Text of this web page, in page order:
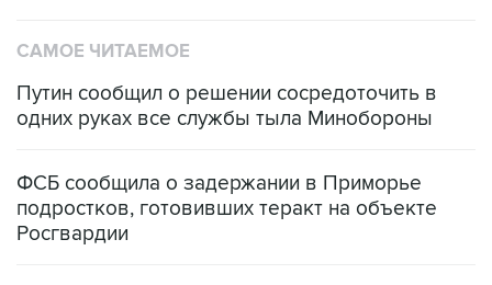
САМОЕ ЧИТАЕМОЕ
Путин сообщил о решении сосредоточить в
одних руках все службы тыла Минобороны
ФСБ сообщила о задержании в Приморье
подростков, готовивших теракт на объекте
Росгвардии